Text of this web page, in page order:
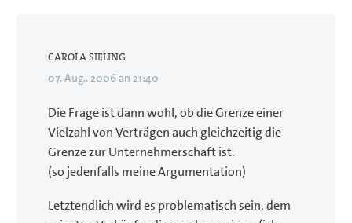
CAROLA SIELING
07. Aug.. 2006 an 21:40
Die Frage ist dann wohl, ob die Grenze einer
Vielzahl von Verträgen auch gleichzeitig die
Grenze zur Unternehmerschaft ist.
(so jedenfalls meine Argumentation)
Letztendlich wird es problematisch sein, dem